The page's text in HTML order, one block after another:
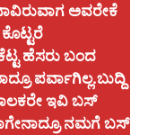
ಅವರೇಕೆ
ಹೆಸರು ಬಂದ
ಪರ್ವಾಗಿಲ್ಲ.ಬುದ್ದಿ
ಇವಿ ಬಸ್‌
ನಮಗೆ ಬಸ್‌